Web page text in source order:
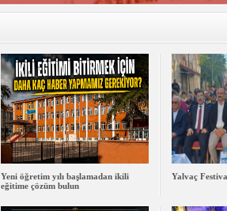
Yeni öğretim yılı başlamadan ikili
eğitime çözüm bulun
Yalvaç